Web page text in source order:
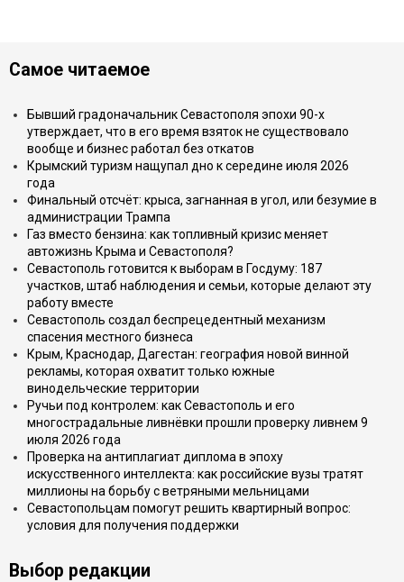
Самое читаемое
Бывший градоначальник Севастополя эпохи 90-х
утверждает, что в его время взяток не существовало
вообще и бизнес работал без откатов
Крымский туризм нащупал дно к середине июля 2026
года
Финальный отсчёт: крыса, загнанная в угол, или безумие в
администрации Трампа
Газ вместо бензина: как топливный кризис меняет
автожизнь Крыма и Севастополя?
Севастополь готовится к выборам в Госдуму: 187
участков, штаб наблюдения и семьи, которые делают эту
работу вместе
Севастополь создал беспрецедентный механизм
спасения местного бизнеса
Крым, Краснодар, Дагестан: география новой винной
рекламы, которая охватит только южные
винодельческие территории
Ручьи под контролем: как Севастополь и его
многострадальные ливнёвки прошли проверку ливнем 9
июля 2026 года
Проверка на антиплагиат диплома в эпоху
искусственного интеллекта: как российские вузы тратят
миллионы на борьбу с ветряными мельницами
Севастопольцам помогут решить квартирный вопрос:
условия для получения поддержки
Выбор редакции